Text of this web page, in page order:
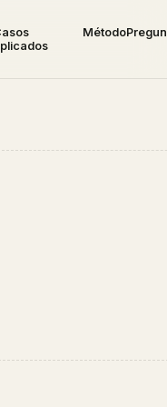
Método